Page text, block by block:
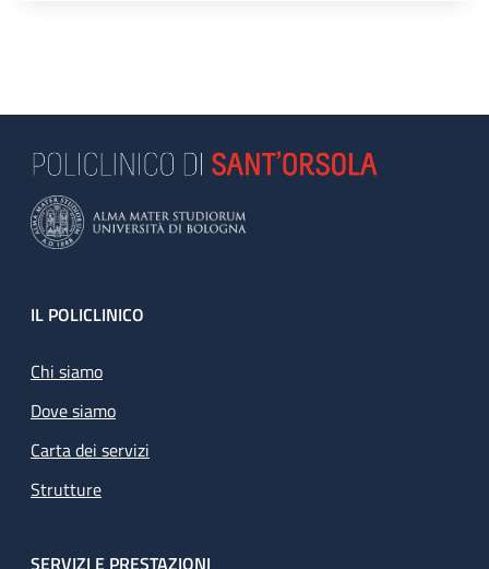
Footer
IL POLICLINICO
Chi siamo
Dove siamo
Carta dei servizi
Strutture
SERVIZI E PRESTAZIONI